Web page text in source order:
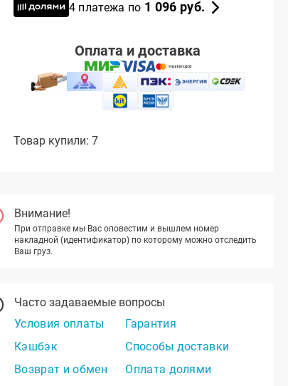
4 платежа по 1 096 руб.
Оплата и доставка
Товар купили: 7
Внимание!
При отправке мы Вас оповестим и вышлем номер
накладной (идентификатор) по которому можно отследить
Ваш груз.
Часто задаваемые вопросы
Условия оплаты
Гарантия
Кэшбэк
Способы доставки
Возврат и обмен
Оплата долями